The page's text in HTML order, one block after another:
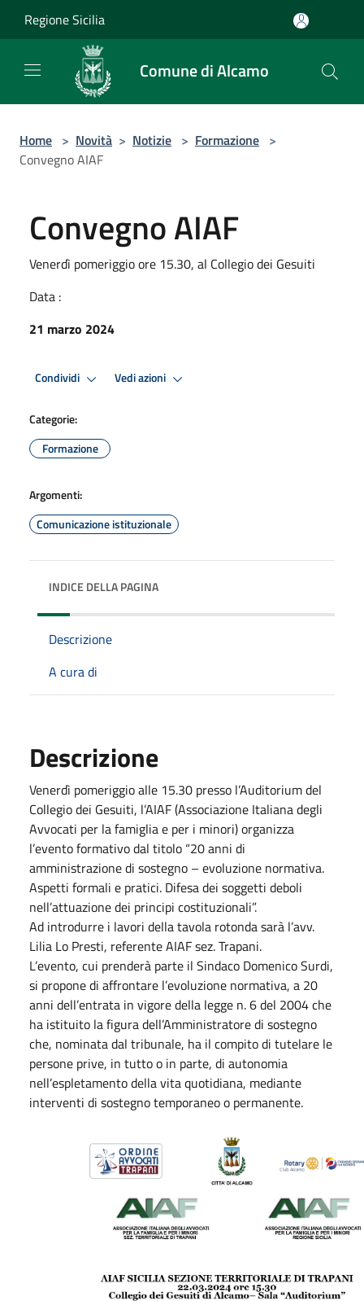
Regione Sicilia
Comune di Alcamo
Home > Novità > Notizie > Formazione >
Convegno AIAF
Convegno AIAF
Venerdì pomeriggio ore 15.30, al Collegio dei Gesuiti
Data :
21 marzo 2024
Condividi Vedi azioni
Categorie:
Formazione
Argomenti:
Comunicazione istituzionale
INDICE DELLA PAGINA
Descrizione
A cura di
Descrizione
Venerdì pomeriggio alle 15.30 presso l’Auditorium del
Collegio dei Gesuiti, l’AIAF (Associazione Italiana degli
Avvocati per la famiglia e per i minori) organizza
l’evento formativo dal titolo “20 anni di
amministrazione di sostegno – evoluzione normativa.
Aspetti formali e pratici. Difesa dei soggetti deboli
nell’attuazione dei principi costituzionali”.
Ad introdurre i lavori della tavola rotonda sarà l’avv.
Lilia Lo Presti, referente AIAF sez. Trapani.
L’evento, cui prenderà parte il Sindaco Domenico Surdi,
si propone di affrontare l’evoluzione normativa, a 20
anni dell’entrata in vigore della legge n. 6 del 2004 che
ha istituito la figura dell’Amministratore di sostegno
che, nominata dal tribunale, ha il compito di tutelare le
persone prive, in tutto o in parte, di autonomia
nell’espletamento della vita quotidiana, mediante
interventi di sostegno temporaneo o permanente.